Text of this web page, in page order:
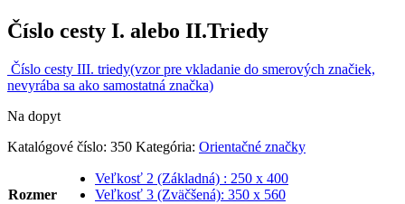
Číslo cesty I. alebo II.Triedy
Číslo cesty III. triedy(vzor pre vkladanie do smerových značiek,
nevyrába sa ako samostatná značka)
Na dopyt
Katalógové číslo: 350 Kategória: Orientačné značky
Rozmer
Veľkosť 2 (Základná) : 250 x 400
Veľkosť 3 (Zväčšená): 350 x 560